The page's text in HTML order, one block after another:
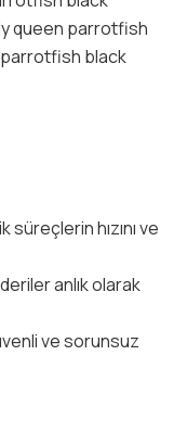
queen parrotfish
black
süreçlerin hızını ve
anlık olarak
ve sorunsuz